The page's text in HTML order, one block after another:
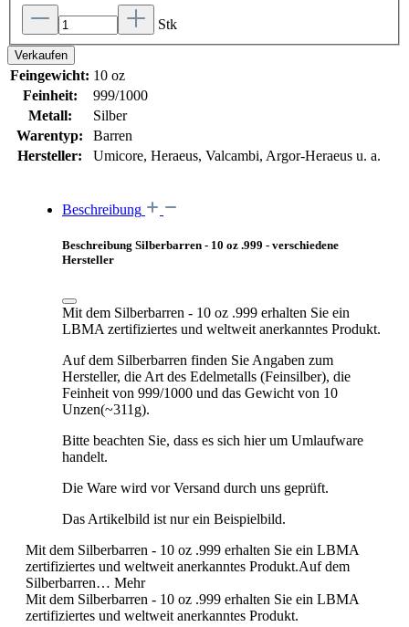
Stk
Verkaufen
Feingewicht: 10 oz
Feinheit:
999/1000
Metall:
Silber
Warentyp:
Barren
Hersteller:
Umicore, Heraeus, Valcambi, Argor-Heraeus u. a.
Beschreibung
Beschreibung Silberbarren - 10 oz .999 - verschiedene
Hersteller
Mit dem Silberbarren - 10 oz .999 erhalten Sie ein
LBMA zertifiziertes und weltweit anerkanntes Produkt.
Auf dem Silberbarren finden Sie Angaben zum
Hersteller, die Art des Edelmetalls (Feinsilber), die
Feinheit von 999/1000 und das Gewicht von 10
Unzen(~311g).
Bitte beachten Sie, dass es sich hier um Umlaufware
handelt.
Die Ware wird vor Versand durch uns geprüft.
Das Artikelbild ist nur ein Beispielbild.
Mit dem Silberbarren - 10 oz .999 erhalten Sie ein LBMA
zertifiziertes und weltweit anerkanntes Produkt.Auf dem
Silberbarren… Mehr
Mit dem Silberbarren - 10 oz .999 erhalten Sie ein LBMA
zertifiziertes und weltweit anerkanntes Produkt.